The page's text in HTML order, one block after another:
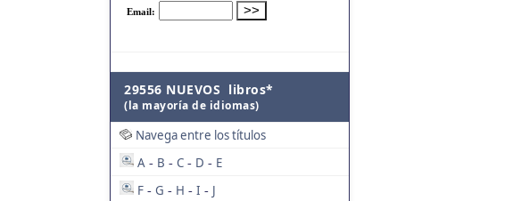
29556 NUEVOS libros*
(la mayoría de idiomas)
Navega entre los títulos
A - B - C - D - E
F - G - H - I - J